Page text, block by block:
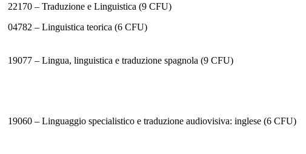
22170 – Traduzione e Linguistica (9 CFU)
04782 – Linguistica teorica (6 CFU)
19077 – Lingua, linguistica e traduzione spagnola (9 CFU)
19060 – Linguaggio specialistico e traduzione audiovisiva: inglese (6 CFU)